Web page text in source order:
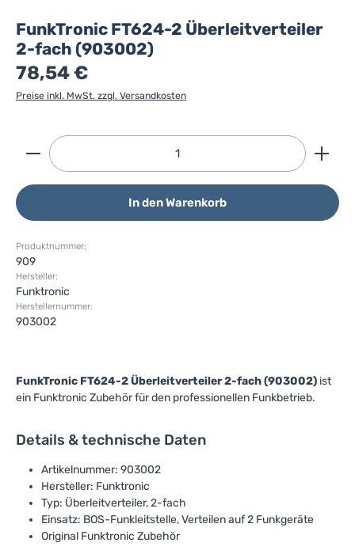
FunkTronic FT624-2 Überleitverteiler
2-fach (903002)
78,54 €
Preise inkl. MwSt. zzgl. Versandkosten
Produkt Anzahl: Gib den gewünschten Wert ein
In den Warenkorb
Produktnummer:
909
Hersteller:
Funktronic
Herstellernummer:
903002
FunkTronic FT624-2 Überleitverteiler 2-fach (903002) ist
ein Funktronic Zubehör für den professionellen Funkbetrieb.
Details & technische Daten
Artikelnummer: 903002
Hersteller: Funktronic
Typ: Überleitverteiler, 2-fach
Einsatz: BOS-Funkleitstelle, Verteilen auf 2 Funkgeräte
Original Funktronic Zubehör